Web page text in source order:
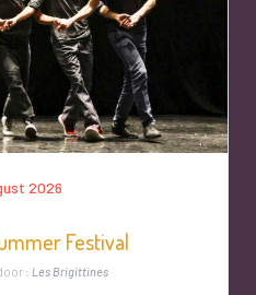
2026
Festival
: Les Brigittines